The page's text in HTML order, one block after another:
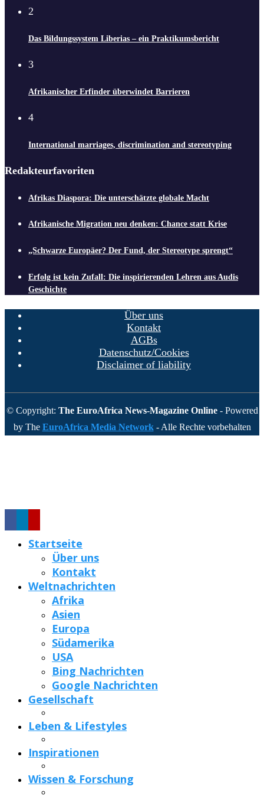
2
Das Bildungssystem Liberias – ein Praktikumsbericht
3
Afrikanischer Erfinder überwindet Barrieren
4
International marriages, discrimination and stereotyping
Redakteurfavoriten
Afrikas Diaspora: Die unterschätzte globale Macht
Afrikanische Migration neu denken: Chance statt Krise
„Schwarze Europäer? Der Fund, der Stereotype sprengt“
Erfolg ist kein Zufall: Die inspirierenden Lehren aus Audis
Geschichte
Über uns
Kontakt
AGBs
Datenschutz/Cookies
Disclaimer of liability
© Copyright: The EuroAfrica News-Magazine Online - Powered
by The EuroAfrica Media Network - Alle Rechte vorbehalten
Startseite
Über uns
Kontakt
Weltnachrichten
Afrika
Asien
Europa
Südamerika
USA
Bing Nachrichten
Google Nachrichten
Gesellschaft
Leben & Lifestyles
Inspirationen
Wissen & Forschung